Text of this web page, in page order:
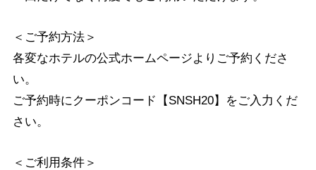
＜ご予約方法＞
各変なホテルの公式ホームページよりご予約くださ
い。
ご予約時にクーポンコード【SNSH20】をご入力くだ
さい。
＜ご利用条件＞